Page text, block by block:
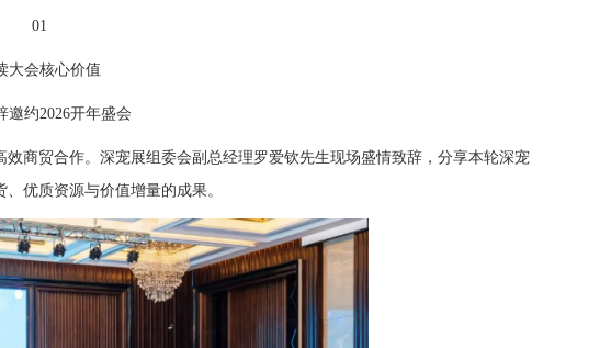
01
大会核心价值
邀约2026开年盛会
商贸合作。深宠展组委会副总经理罗爱钦先生现场盛情致辞，分享本轮深宠
优质资源与价值增量的成果。